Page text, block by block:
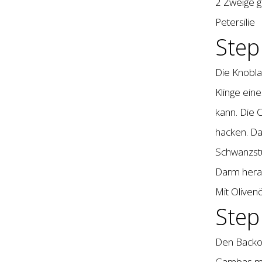
Petersilie
Die
Klinge
kann. Die
hacken.
Darm
Mit
Den